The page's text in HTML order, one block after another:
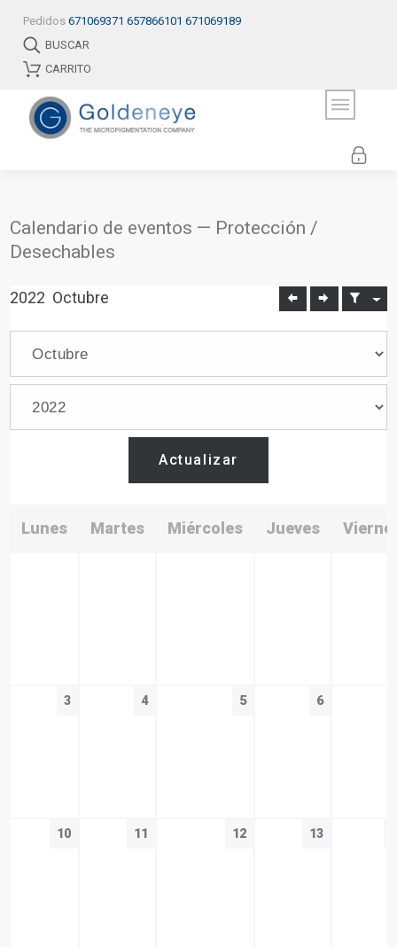
Pedidos 671069371 657866101 671069189
BUSCAR
CARRITO
Calendario de eventos — Protección /
Desechables
2022 Octubre
Actualizar
Lunes Martes Miércoles Jueves
3 4 5 6
10 11 12 13